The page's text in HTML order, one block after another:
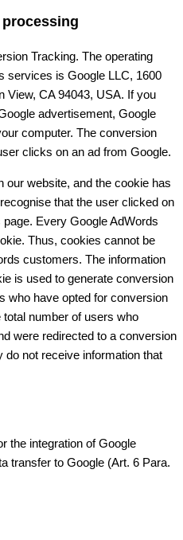
Tracking. The operating
services is Google LLC, 1600
View, CA 94043, USA. If you
advertisement, Google
computer. The conversion
clicks on an ad from Google.
our website, and the cookie has
that the user clicked on
Every Google AdWords
Thus, cookies cannot be
customers. The information
is used to generate conversion
who have opted for conversion
number of users who
were redirected to a conversion
do not receive information that
the integration of Google
transfer to Google (Art. 6 Para.